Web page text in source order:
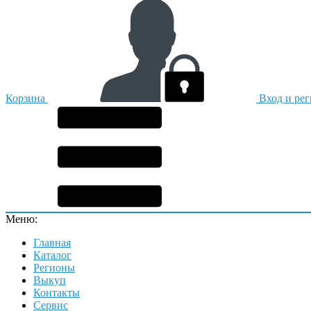
Корзина Вход и
Меню:
Главная
Каталог
Регионы
Выкуп
Контакты
Сервис